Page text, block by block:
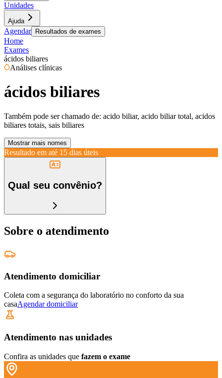
Unidades
Ajuda
Agendar Resultados de exames
Home
Exames
ácidos biliares
Análises clínicas
ácidos biliares
Também pode ser chamado de: acido biliar, acido biliar total, acidos
biliares totais, sais biliares
Mostrar mais nomes
Resultado em até 15 dias úteis
Qual seu convênio?
Sobre o atendimento
Atendimento domiciliar
Coleta com a segurança do laboratório no conforto da sua
casaAgendar domiciliar
Atendimento nas unidades
Confira as unidades que fazem o exame